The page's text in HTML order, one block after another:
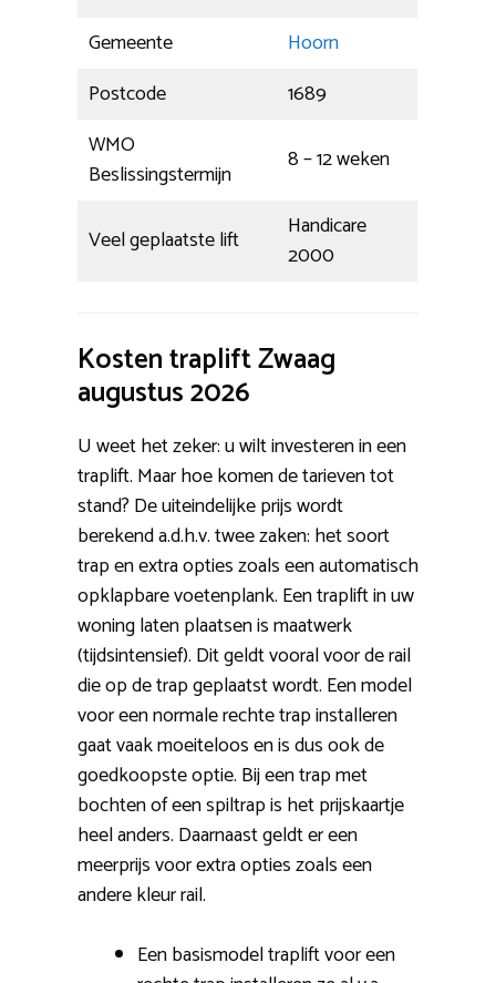
Gemeente
Hoorn
Postcode
1689
WMO
Beslissingstermijn
8 – 12 weken
Veel geplaatste lift
Handicare
2000
Kosten traplift Zwaag
augustus 2026
U weet het zeker: u wilt investeren in een
traplift. Maar hoe komen de tarieven tot
stand? De uiteindelijke prijs wordt
berekend a.d.h.v. twee zaken: het soort
trap en extra opties zoals een automatisch
opklapbare voetenplank. Een traplift in uw
woning laten plaatsen is maatwerk
(tijdsintensief). Dit geldt vooral voor de rail
die op de trap geplaatst wordt. Een model
voor een normale rechte trap installeren
gaat vaak moeiteloos en is dus ook de
goedkoopste optie. Bij een trap met
bochten of een spiltrap is het prijskaartje
heel anders. Daarnaast geldt er een
meerprijs voor extra opties zoals een
andere kleur rail.
Een basismodel traplift voor een